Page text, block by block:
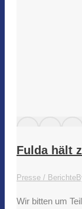
Fulda hält
Presse / Berichte
Wir bitten um